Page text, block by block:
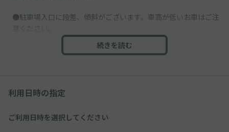
●駐車場入口に段差、傾斜がございます。車高が低いお車はご注
●区画線はありません。駐車場内には他の車も駐車するので、掲
いよう、ご注意ください。
続きを読む
利用日時の指定
ご利用日時を選択してください